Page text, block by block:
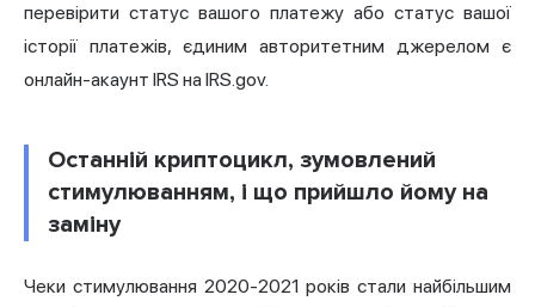
перевірити статус вашого платежу або статус вашої
історії платежів, єдиним авторитетним джерелом є
онлайн-акаунт IRS на IRS.gov.
Останній криптоцикл, зумовлений
стимулюванням, і що прийшло йому на
заміну
Чеки стимулювання 2020-2021 років стали найбільшим